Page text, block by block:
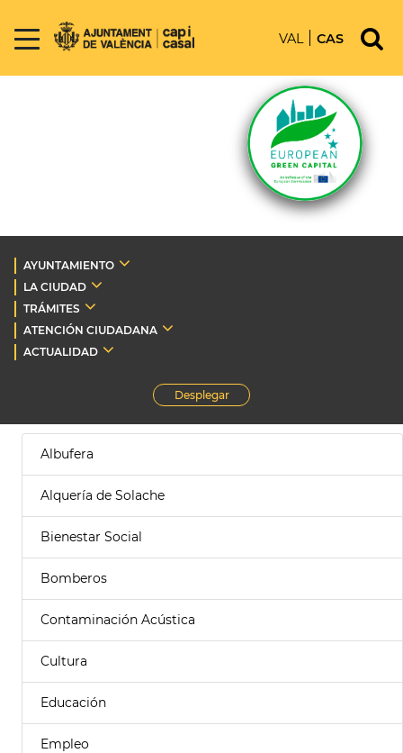
VAL CAS
AYUNTAMIENTO
LA CIUDAD
TRÁMITES
ATENCIÓN CIUDADANA
ACTUALIDAD
Desplegar
Albufera
Alquería de Solache
Bienestar Social
Bomberos
Contaminación Acústica
Cultura
Educación
Empleo